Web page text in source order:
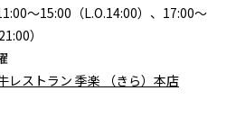
～15:00（L.O.14:00）、17:00～
）
レストラン 季楽 （きら）本店